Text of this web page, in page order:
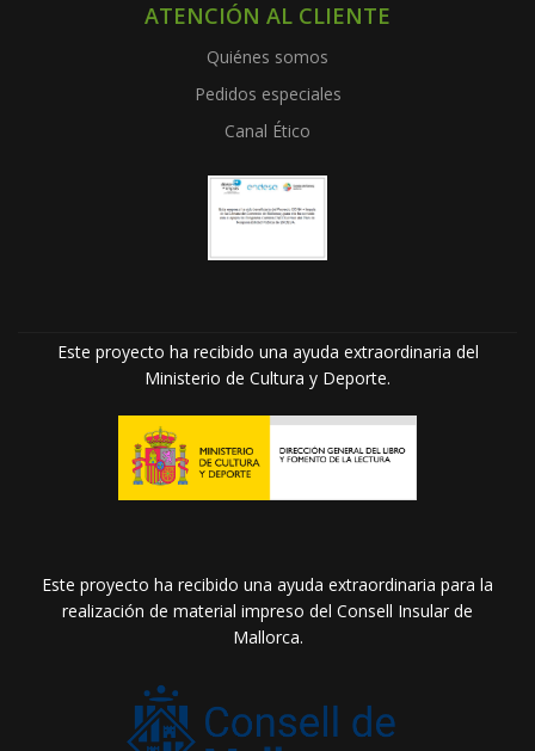
ATENCIÓN AL CLIENTE
Quiénes somos
Pedidos especiales
Canal Ético
Este proyecto ha recibido una ayuda extraordinaria del
Ministerio de Cultura y Deporte.
Este proyecto ha recibido una ayuda extraordinaria para la
realización de material impreso del Consell Insular de
Mallorca.